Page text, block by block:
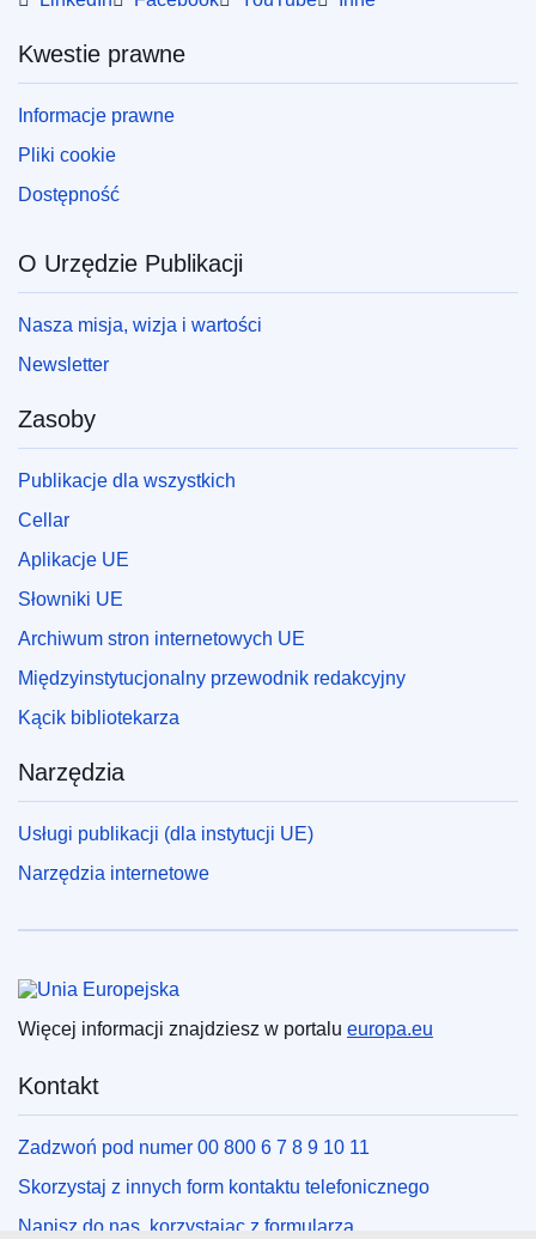
Kwestie prawne
Informacje prawne
Pliki cookie
Dostępność
O Urzędzie Publikacji
Nasza misja, wizja i wartości
Newsletter
Zasoby
Publikacje dla wszystkich
Cellar
Aplikacje UE
Słowniki UE
Archiwum stron internetowych UE
Międzyinstytucjonalny przewodnik redakcyjny
Kącik bibliotekarza
Narzędzia
Usługi publikacji (dla instytucji UE)
Narzędzia internetowe
Unia Europejska
Więcej informacji znajdziesz w portalu europa.eu
Kontakt
Zadzwoń pod numer 00 800 6 7 8 9 10 11
Skorzystaj z innych form kontaktu telefonicznego
Napisz do nas, korzystając z formularza